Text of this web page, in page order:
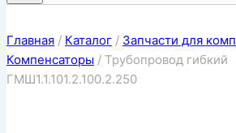
Главная / Каталог / Запчасти для
Компенсаторы / Трубопровод гибкий
ГМШ1.1.101.2.100.2.250